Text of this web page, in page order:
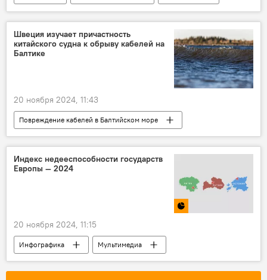
Общество
Балтийское море
Повреждение кабелей в Балтийском море
интернет
кабель
Украина
Швеция изучает причастность
китайского судна к обрыву кабелей на
Балтике
20 ноября 2024, 11:43
Повреждение кабелей в Балтийском море
В мире
Балтийское море
Литва
Индекс недееспособности государств
Европы — 2024
20 ноября 2024, 11:15
Инфографика
Мультимедиа
государство
стабильность